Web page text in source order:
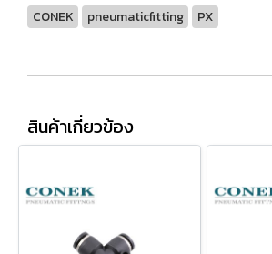
CONEK pneumaticfitting PX
สินค้าเกี่ยวข้อง